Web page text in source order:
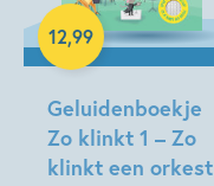
Geluidenboekje
Zo klinkt 1 – Zo
klinkt een orkest
12,99
Hardcover